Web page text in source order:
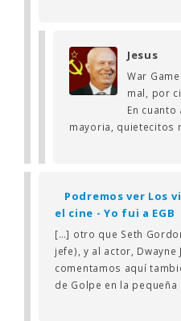
Jesus
War
mal, por
En
mayoria, quietecitos
Podremos ver Los
el cine - Yo fui a EGB
[…] otro que Seth
jefe), y al actor, Dwayne
comentamos aquí
de Golpe en la